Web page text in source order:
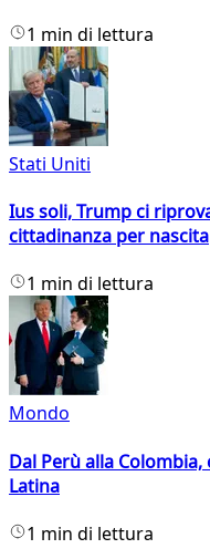
1 min di lettura
Stati Uniti
Ius soli, Trump ci
cittadinanza per nascita
1 min di lettura
Mondo
Dal Perù alla
Latina
1 min di lettura